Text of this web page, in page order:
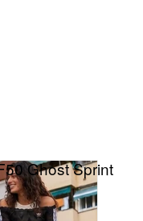
Ghost Sprint